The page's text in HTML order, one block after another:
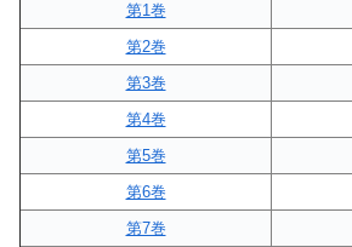
第1巻
第2巻
第3巻
第4巻
第5巻
第6巻
第7巻